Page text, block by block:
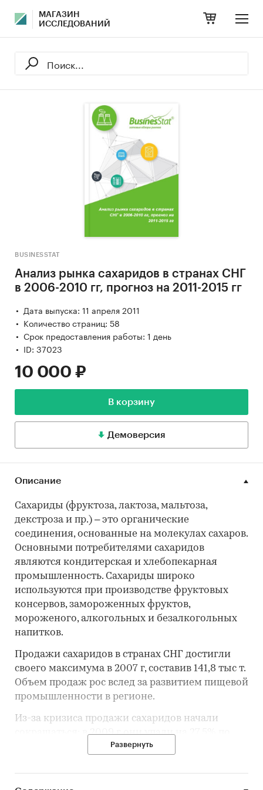
МАГАЗИН
ИССЛЕДОВАНИЙ
BUSINESSTAT
Анализ рынка сахаридов в странах СНГ
в 2006-2010 гг, прогноз на 2011-2015 гг
Дата выпуска: 11 апреля 2011
Количество страниц: 58
Срок предоставления работы: 1 день
ID: 37023
10 000 ₽
В корзину
Демоверсия
Описание
Сахариды (фруктоза, лактоза, мальтоза,
декстроза и пр.) – это органические
соединения, основанные на молекулах сахаров.
Основными потребителями сахаридов
являются кондитерская и хлебопекарная
промышленность. Сахариды широко
используются при производстве фруктовых
консервов, замороженных фруктов,
мороженого, алкогольных и безалкогольных
напитков.
Продажи сахаридов в странах СНГ достигли
своего максимума в 2007 г, составив 141,8 тыс т.
Объем продаж рос вслед за развитием пищевой
промышленности в регионе.
Из-за кризиса продажи сахаридов начали
сокращаться: в 2009 г они упали на 27,5% по
сравнению с 2007 г – до 102,8 тыс т.
сокращением спроса со стороны предприятий
Развернуть